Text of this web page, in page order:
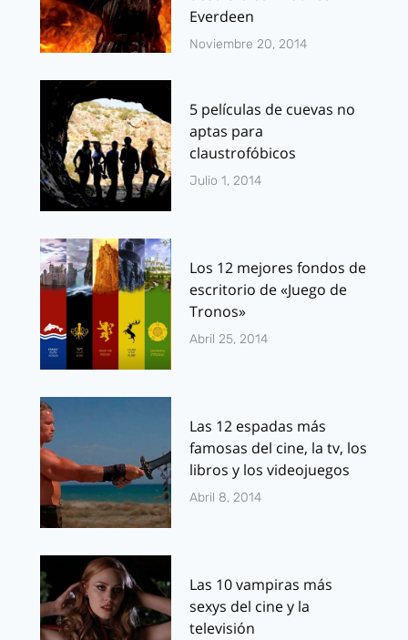
Everdeen
Noviembre 20, 2014
5 películas de cuevas no
aptas para
claustrofóbicos
Julio 1, 2014
Los 12 mejores fondos de
escritorio de «Juego de
Tronos»
Abril 25, 2014
Las 12 espadas más
famosas del cine, la tv, los
libros y los videojuegos
Abril 8, 2014
Las 10 vampiras más
sexys del cine y la
televisión